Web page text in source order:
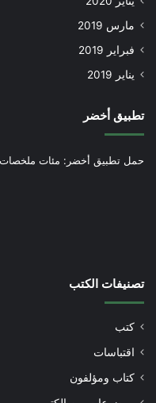
مارس 2019
فبراير 2019
يناير 2019
تطبيق أخضر
حمل تطبيق أخضر: مئات ملخصات
تصنيفات الكتب
كتب
اقتباسات
كتاب ومؤلفون